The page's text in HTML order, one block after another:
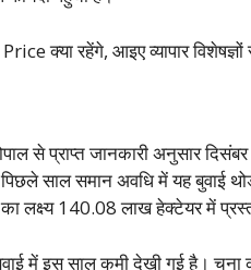
क्या रहेंगे, आइए व्यापार
से प्राप्त जानकारी अनुसार
पिछले साल समान अवधि में यह बुवाई
लक्ष्य 140.08 लाख हेक्टेयर में
में इस साल कमी देखी गई है।